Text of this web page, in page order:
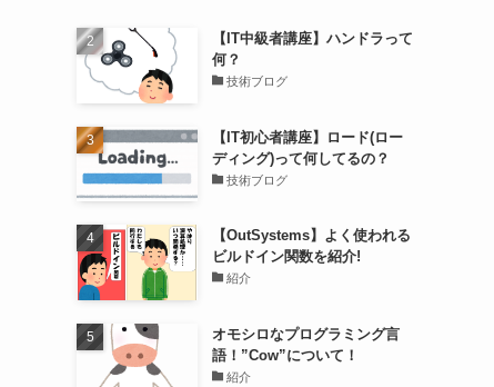
【IT中級者講座】ハンドラって
何？
技術ブログ
【IT初心者講座】ロード(ロー
ディング)って何してるの？
技術ブログ
【OutSystems】よく使われる
ビルドイン関数を紹介!
紹介
オモシロなプログラミング言
語！”Cow”について！
紹介